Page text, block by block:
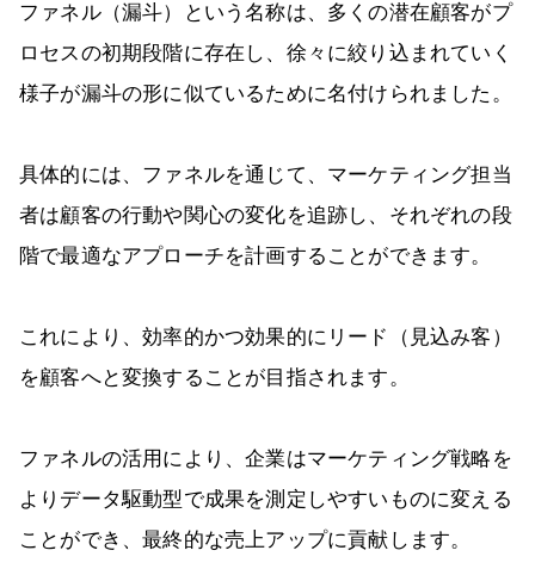
ファネル（漏斗）という名称は、多くの潜在顧客がプ
ロセスの初期段階に存在し、徐々に絞り込まれていく
様子が漏斗の形に似ているために名付けられました。
具体的には、ファネルを通じて、マーケティング担当
者は顧客の行動や関心の変化を追跡し、それぞれの段
階で最適なアプローチを計画することができます。
これにより、効率的かつ効果的にリード（見込み客）
を顧客へと変換することが目指されます。
ファネルの活用により、企業はマーケティング戦略を
よりデータ駆動型で成果を測定しやすいものに変える
ことができ、最終的な売上アップに貢献します。